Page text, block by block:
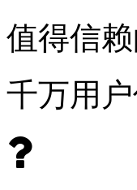
值得信
千万用